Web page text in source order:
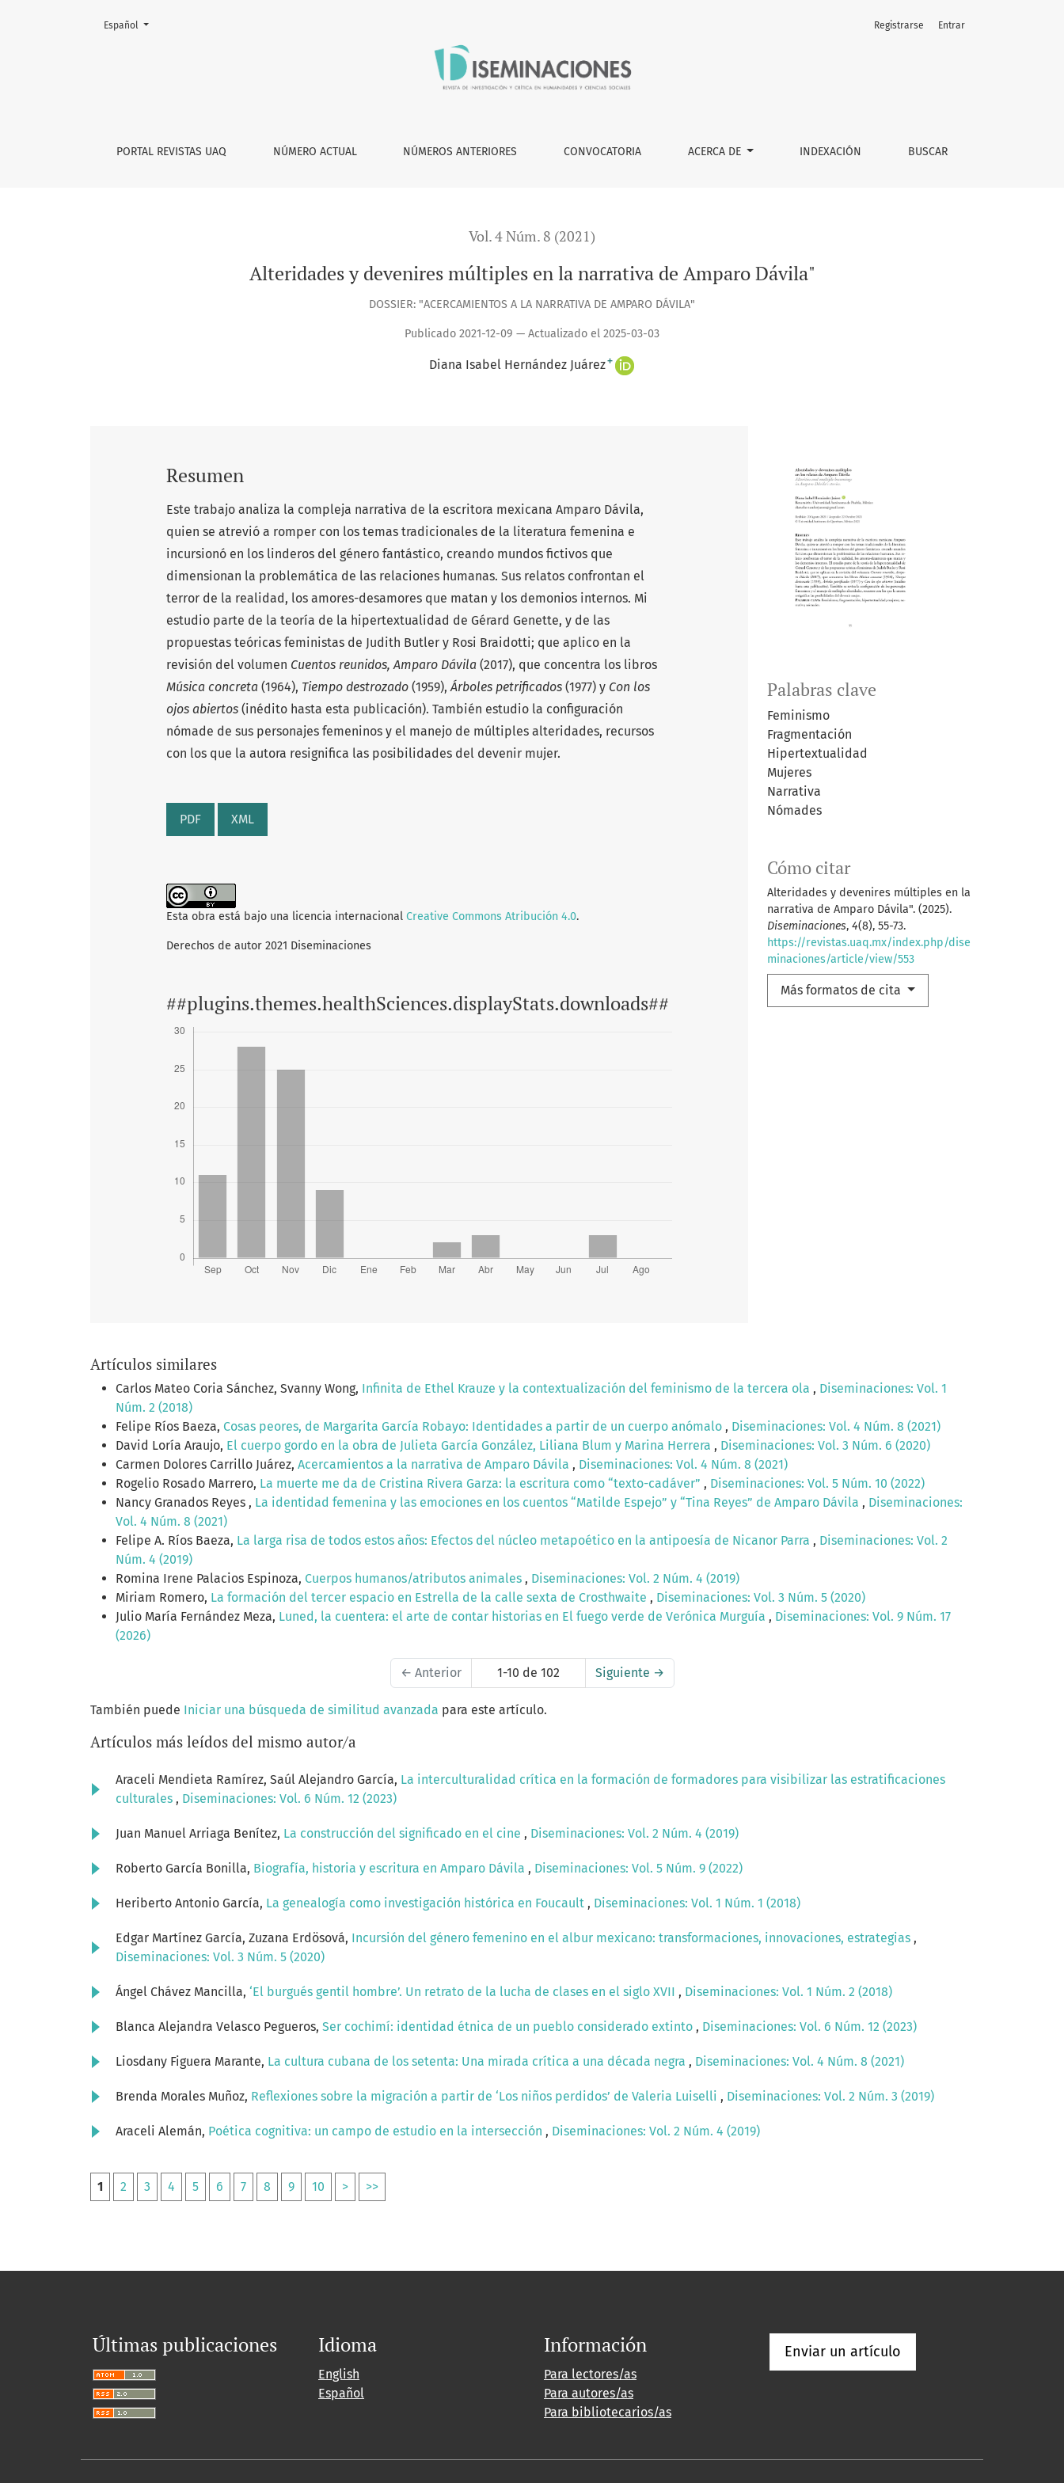
Alteridades y devenires múltiples en la narrativa de Amparo Dávila"
PORTAL REVISTAS UAQ NÚMERO ACTUAL NÚMEROS ANTERIORES CONVOCATORIA ACERCA DE INDEXACIÓN BUSCAR
Registrarse Entrar
Cambiar el idioma. El actual es:
Español
Vol. 4 Núm. 8 (2021)
Alteridades y devenires múltiples en la narrativa de Amparo Dávila"
DOSSIER: "ACERCAMIENTOS A LA NARRATIVA DE AMPARO DÁVILA"
Publicado 2021-12-09 — Actualizado el 2025-03-03
Diana Isabel Hernández Juárez+
Palabras clave
Feminismo
Fragmentación
Hipertextualidad
Mujeres
Narrativa
Nómades
Cómo citar
Alteridades y devenires múltiples en la
narrativa de Amparo Dávila". (2025).
Diseminaciones, 4(8), 55-73.
https://revistas.uaq.mx/index.php/dise
minaciones/article/view/553
Más formatos de cita
Resumen
Este trabajo analiza la compleja narrativa de la escritora mexicana Amparo Dávila,
quien se atrevió a romper con los temas tradicionales de la literatura femenina e
incursionó en los linderos del género fantástico, creando mundos fictivos que
dimensionan la problemática de las relaciones humanas. Sus relatos confrontan el
terror de la realidad, los amores-desamores que matan y los demonios internos. Mi
estudio parte de la teoría de la hipertextualidad de Gérard Genette, y de las
propuestas teóricas feministas de Judith Butler y Rosi Braidotti; que aplico en la
revisión del volumen Cuentos reunidos, Amparo Dávila (2017), que concentra los libros
Música concreta (1964), Tiempo destrozado (1959),Árboles petrificados (1977) y Con los
ojos abiertos (inédito hasta esta publicación). También estudio la configuración
nómade de sus personajes femeninos y el manejo de múltiples alteridades, recursos
con los que la autora resignifica las posibilidades del devenir mujer.
PDF XML
Esta obra está bajo una licencia internacional Creative Commons Atribución 4.0.
Derechos de autor 2021 Diseminaciones
##plugins.themes.healthSciences.displayStats.downloads##
Artículos similares
Carlos Mateo Coria Sánchez, Svanny Wong, Infinita de Ethel Krauze y la contextualización del feminismo de la tercera ola , Diseminaciones: Vol. 1
Núm. 2 (2018)
Felipe Ríos Baeza, Cosas peores, de Margarita García Robayo: Identidades a partir de un cuerpo anómalo , Diseminaciones: Vol. 4 Núm. 8 (2021)
David Loría Araujo, El cuerpo gordo en la obra de Julieta García González, Liliana Blum y Marina Herrera , Diseminaciones: Vol. 3 Núm. 6 (2020)
Carmen Dolores Carrillo Juárez, Acercamientos a la narrativa de Amparo Dávila , Diseminaciones: Vol. 4 Núm. 8 (2021)
Rogelio Rosado Marrero, La muerte me da de Cristina Rivera Garza: la escritura como “texto-cadáver” , Diseminaciones: Vol. 5 Núm. 10 (2022)
Nancy Granados Reyes , La identidad femenina y las emociones en los cuentos “Matilde Espejo” y “Tina Reyes” de Amparo Dávila , Diseminaciones:
Vol. 4 Núm. 8 (2021)
Felipe A. Ríos Baeza, La larga risa de todos estos años: Efectos del núcleo metapoético en la antipoesía de Nicanor Parra , Diseminaciones: Vol. 2
Núm. 4 (2019)
Romina Irene Palacios Espinoza, Cuerpos humanos/atributos animales , Diseminaciones: Vol. 2 Núm. 4 (2019)
Miriam Romero, La formación del tercer espacio en Estrella de la calle sexta de Crosthwaite , Diseminaciones: Vol. 3 Núm. 5 (2020)
Julio María Fernández Meza, Luned, la cuentera: el arte de contar historias en El fuego verde de Verónica Murguía , Diseminaciones: Vol. 9 Núm. 17
(2026)
← Anterior 1-10 de 102 Siguiente →
También puede Iniciar una búsqueda de similitud avanzada para este artículo.
Artículos más leídos del mismo autor/a
Araceli Mendieta Ramírez, Saúl Alejandro García, La interculturalidad crítica en la formación de formadores para visibilizar las estratificaciones
culturales , Diseminaciones: Vol. 6 Núm. 12 (2023)
Juan Manuel Arriaga Benítez, La construcción del significado en el cine , Diseminaciones: Vol. 2 Núm. 4 (2019)
Roberto García Bonilla, Biografía, historia y escritura en Amparo Dávila , Diseminaciones: Vol. 5 Núm. 9 (2022)
Heriberto Antonio García, La genealogía como investigación histórica en Foucault , Diseminaciones: Vol. 1 Núm. 1 (2018)
Edgar Martínez García, Zuzana Erdösová, Incursión del género femenino en el albur mexicano: transformaciones, innovaciones, estrategias ,
Diseminaciones: Vol. 3 Núm. 5 (2020)
Ángel Chávez Mancilla, ‘El burgués gentil hombre’. Un retrato de la lucha de clases en el siglo XVII , Diseminaciones: Vol. 1 Núm. 2 (2018)
Blanca Alejandra Velasco Pegueros, Ser cochimí: identidad étnica de un pueblo considerado extinto , Diseminaciones: Vol. 6 Núm. 12 (2023)
Liosdany Figuera Marante, La cultura cubana de los setenta: Una mirada crítica a una década negra , Diseminaciones: Vol. 4 Núm. 8 (2021)
Brenda Morales Muñoz, Reflexiones sobre la migración a partir de ‘Los niños perdidos’ de Valeria Luiselli , Diseminaciones: Vol. 2 Núm. 3 (2019)
Araceli Alemán, Poética cognitiva: un campo de estudio en la intersección , Diseminaciones: Vol. 2 Núm. 4 (2019)
1 2 3 4 5 6 7 8 9 10 > >>
Últimas publicaciones Idioma
English
Español
Información
Para lectores/as
Para autores/as
Para bibliotecarios/as
Enviar un artículo